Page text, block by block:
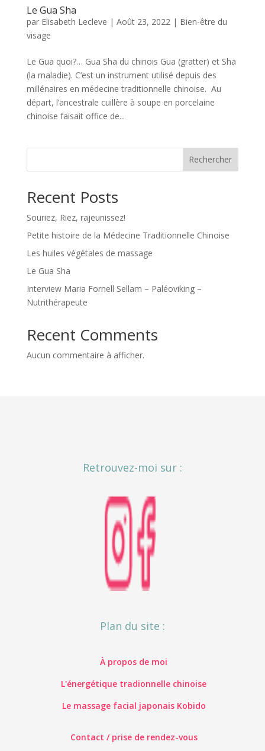
Le Gua Sha
par Elisabeth Lecleve | Août 23, 2022 | Bien-être du
visage
Le Gua quoi?… Gua Sha du chinois Gua (gratter) et Sha
(la maladie). C’est un instrument utilisé depuis des
millénaires en médecine traditionnelle chinoise. Au
départ, l’ancestrale cuillère à soupe en porcelaine
chinoise faisait office de...
Rechercher
Recent Posts
Souriez, Riez, rajeunissez!
Petite histoire de la Médecine Traditionnelle Chinoise
Les huiles végétales de massage
Le Gua Sha
Interview Maria Fornell Sellam – Paléoviking –
Nutrithérapeute
Recent Comments
Aucun commentaire à afficher.
Retrouvez-moi sur :
Plan du site :
À propos de moi
L'énergétique tradionnelle chinoise
Le massage facial japonais Kobido
Contact / prise de rendez-vous